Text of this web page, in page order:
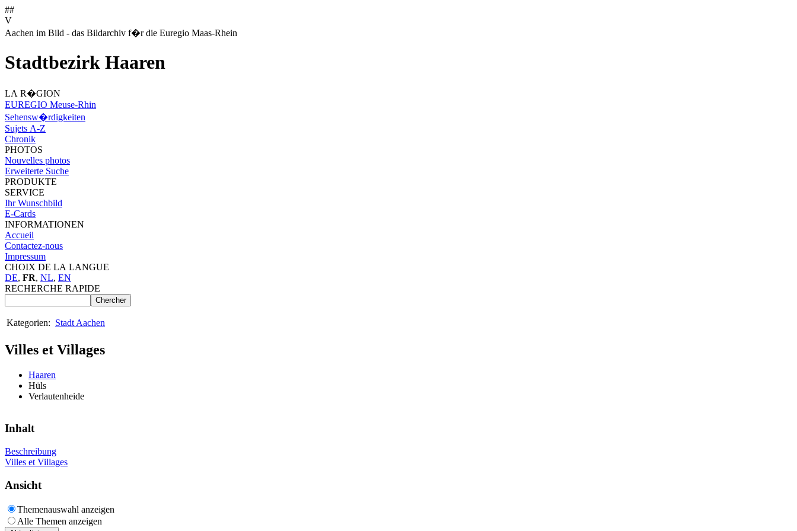
##
V
Aachen im Bild - das Bildarchiv f�r die Euregio Maas-Rhein
Stadtbezirk Haaren
LA R�GION
EUREGIO Meuse-Rhin
Sehensw�rdigkeiten
Sujets A-Z
Chronik
PHOTOS
Nouvelles photos
Erweiterte Suche
PRODUKTE
SERVICE
Ihr Wunschbild
E-Cards
INFORMATIONEN
Accueil
Contactez-nous
Impressum
CHOIX DE LA LANGUE
DE, FR, NL, EN
RECHERCHE RAPIDE
Kategorien: Stadt Aachen
Villes et Villages
Haaren
Hüls
Verlautenheide
Inhalt
Beschreibung
Villes et Villages
Ansicht
Themenauswahl anzeigen
Alle Themen anzeigen